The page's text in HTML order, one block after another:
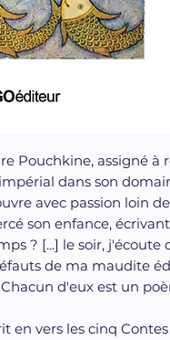
Pouchkine, assigné à
dans son
avec passion loin
son enfance,
? [...] le soir, j'écoute
de ma maudite
d'eux est un
en vers les cinq